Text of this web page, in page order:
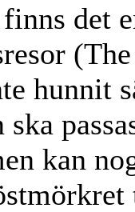
finns det
hunnit
ska
kan